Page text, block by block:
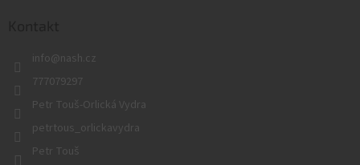
info@nash.cz
777079297
Petr Touš-Orlická Vydra
petrtous_orlickavydra
Petr Touš